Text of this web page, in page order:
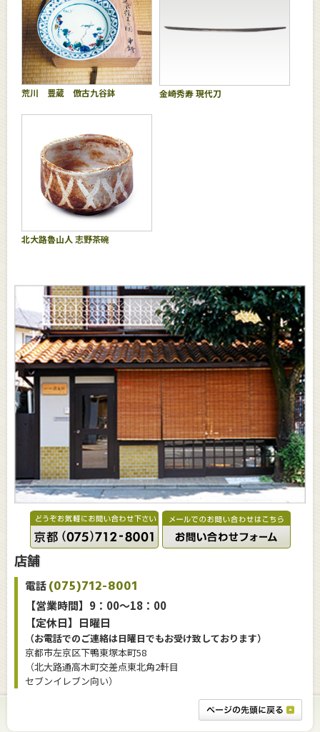
荒川 豊蔵 倣古九谷鉢 金崎秀寿 現代刀
北大路魯山人 志野茶碗
店舗
電話(075)712-8001
【営業時間】9：00～18：00
【定休日】日曜日
（お電話でのご連絡は日曜日でもお受け致しております）
京都市左京区下鴨東塚本町58
（北大路通高木町交差点東北角2軒目
セブンイレブン向い）